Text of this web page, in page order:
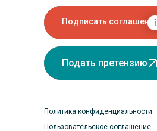
Подписать соглашение
Подать претензию
Политика конфиденциальности
Пользовательское соглашение